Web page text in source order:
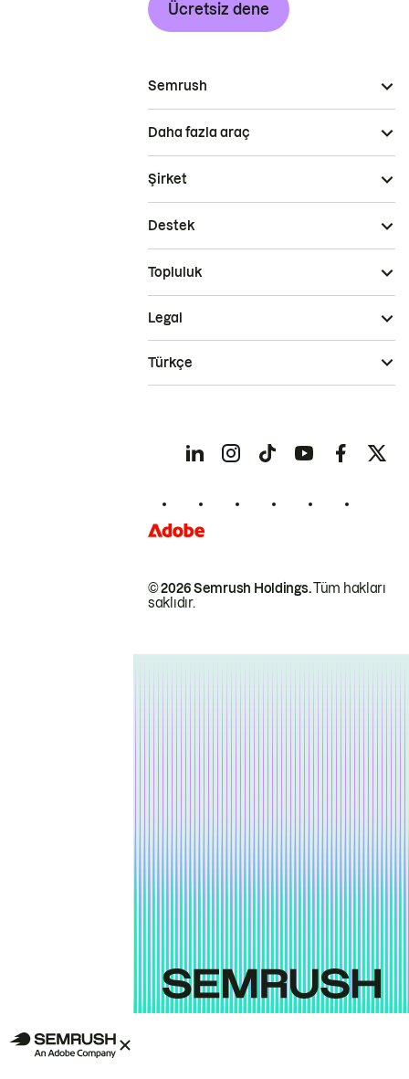
Ücretsiz dene
Semrush
Daha fazla araç
Şirket
Destek
Topluluk
© 2026 Semrush Holdings.Tüm hakları
saklıdır.
Legal
Türkçe